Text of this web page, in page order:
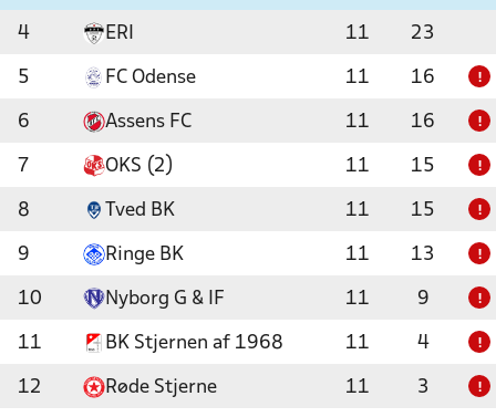
4 ERI 11 23
5 FC Odense 11 16 !
6 Assens FC 11 16 !
7 OKS (2) 11 15 !
8 Tved BK 11 15 !
9 Ringe BK 11 13 !
10 Nyborg G & IF 11 9 !
11 BK Stjernen af 1968 11 4 !
12 Røde Stjerne 11 3 !